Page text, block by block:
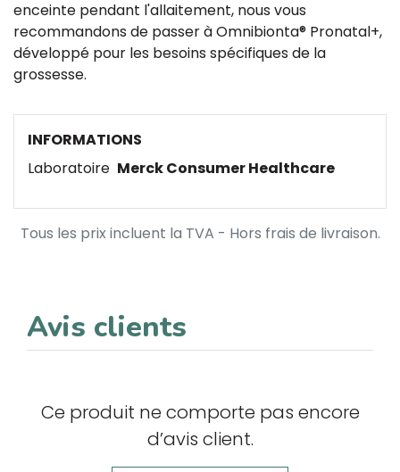
enceinte pendant l'allaitement, nous vous
recommandons de passer à Omnibionta® Pronatal+,
développé pour les besoins spécifiques de la
grossesse.
INFORMATIONS
Laboratoire Merck Consumer Healthcare
Tous les prix incluent la TVA - Hors frais de livraison.
Avis clients
Ce produit ne comporte pas encore
d’avis client.